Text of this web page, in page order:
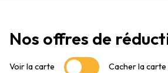
Nos offres de
Voir la carte Cacher la carte